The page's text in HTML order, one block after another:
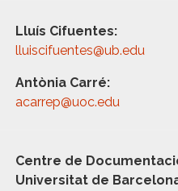
Lluís Cifuentes:
lluiscifuentes@ub.edu
Antònia Carré:
acarrep@uoc.edu
Centre de
Universitat de